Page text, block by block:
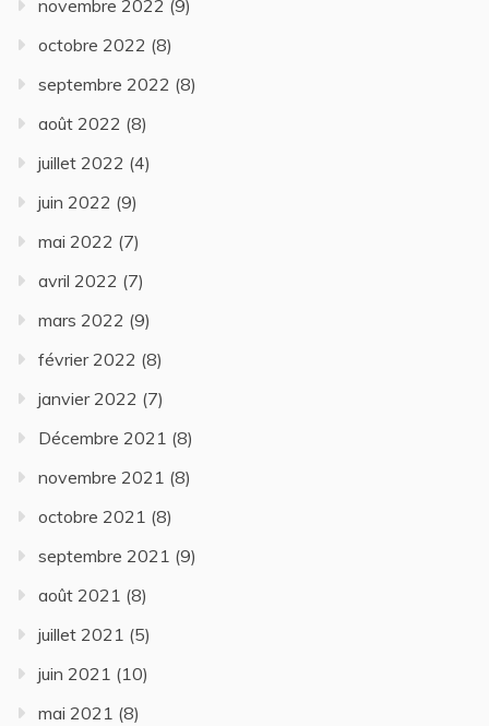
novembre 2022 (9)
octobre 2022 (8)
septembre 2022 (8)
août 2022 (8)
juillet 2022 (4)
juin 2022 (9)
mai 2022 (7)
avril 2022 (7)
mars 2022 (9)
février 2022 (8)
janvier 2022 (7)
Décembre 2021 (8)
novembre 2021 (8)
octobre 2021 (8)
septembre 2021 (9)
août 2021 (8)
juillet 2021 (5)
juin 2021 (10)
mai 2021 (8)